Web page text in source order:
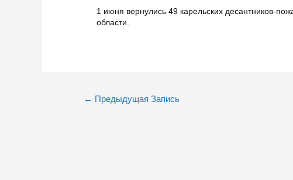
1 июня вернулись 49 карельских десантников-
области.
← Предыдущая Запись